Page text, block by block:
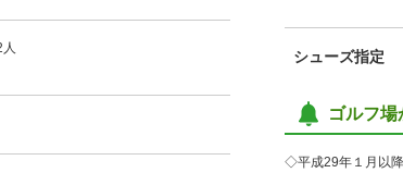
シューズ指定
ゴルフ
◇平成29年１月以